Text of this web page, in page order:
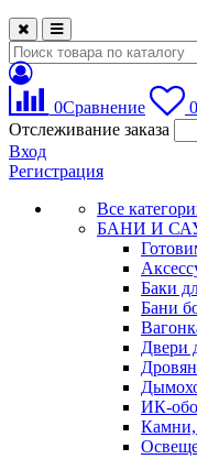
0Сравнение 0
Отслеживание заказа
Вход
Регистрация
Все
БАНИ И
Баки
Бани
Двери
ИК-
Камни,